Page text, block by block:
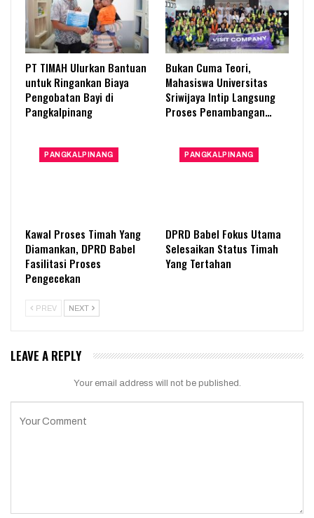
PT TIMAH Ulurkan Bantuan
untuk Ringankan Biaya
Pengobatan Bayi di
Pangkalpinang
Bukan Cuma Teori,
Mahasiswa Universitas
Sriwijaya Intip Langsung
Proses Penambangan…
PANGKALPINANG
Kawal Proses Timah Yang
Diamankan, DPRD Babel
Fasilitasi Proses
Pengecekan
PANGKALPINANG
DPRD Babel Fokus Utama
Selesaikan Status Timah
Yang Tertahan
PREV NEXT
LEAVE A REPLY
Your email address will not be published.